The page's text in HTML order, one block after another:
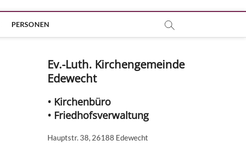
PERSONEN
Ev.-Luth. Kirchengemeinde
Edewecht
• Kirchenbüro
• Friedhofsverwaltung
Hauptstr. 38, 26188 Edewecht